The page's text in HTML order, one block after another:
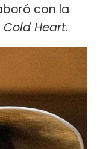
con la
Cold Heart.